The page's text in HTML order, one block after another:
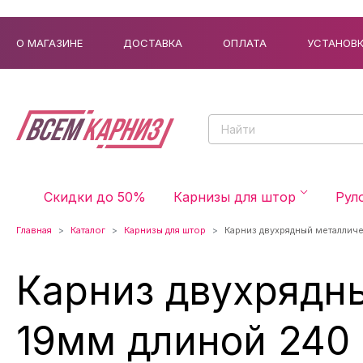
О МАГАЗИНЕ ДОСТАВКА ОПЛАТА
Скидки до 50% Карнизы для штор
Главная Каталог Карнизы для штор Карниз двухрядный
Карниз
19мм длиной 240